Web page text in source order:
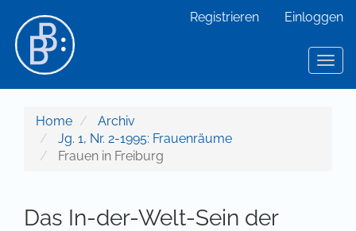
Hauptinhalt
Sidebar
Registrieren Einloggen
Home
Archiv
Jg. 1, Nr. 2-1995: Frauenräume
Frauen in Freiburg
Das In-der-Welt-Sein der